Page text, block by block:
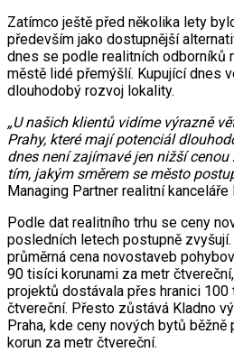
Zatímco ještě před několika lety
především jako dostupnější
dnes se podle realitních odborníků
městě lidé přemýšlí. Kupující dnes
dlouhodobý rozvoj lokality.
„U našich klientů vidíme výrazně
Prahy, které mají potenciál
dnes není zajímavé jen nižší cenou
tím, jakým směrem se město
Managing Partner realitní kanceláře
Podle dat realitního trhu se ceny
posledních letech postupně
průměrná cena novostaveb
90 tisíci korunami za metr
projektů dostávala přes hranici
čtvereční. Přesto zůstává Kladno
Praha, kde ceny nových bytů
korun za metr čtvereční.